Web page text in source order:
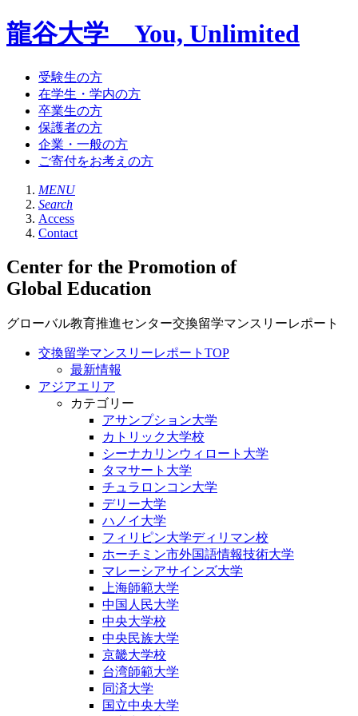
龍谷大学 You, Unlimited
受験生の方
在学生・学内の方
卒業生の方
保護者の方
企業・一般の方
ご寄付をお考えの方
MENU
Search
Access
Contact
Center for the Promotion of
Global Education
グローバル教育推進センター交換留学マンスリーレポート
交換留学マンスリーレポートTOP
最新情報
アジアエリア
カテゴリー
アサンプション大学
カトリック大学校
シーナカリンウィロート大学
タマサート大学
チュラロンコン大学
デリー大学
ハノイ大学
フィリピン大学ディリマン校
ホーチミン市外国語情報技術大学
マレーシアサインズ大学
上海師範大学
中国人民大学
中央大学校
中央民族大学
京畿大学校
台湾師範大学
同済大学
国立中央大学